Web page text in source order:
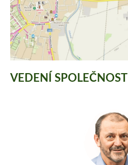
VEDENÍ SPOLEČNOSTI